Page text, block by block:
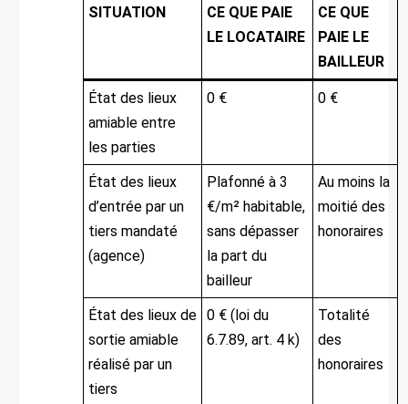
SITUATION
CE QUE PAIE
LE LOCATAIRE
CE QUE
PAIE LE
BAILLEUR
État des lieux
amiable entre
les parties
0 € 0 €
État des lieux
d’entrée par un
tiers mandaté
(agence)
Plafonné à 3
€/m² habitable,
sans dépasser
la part du
bailleur
Au moins la
moitié des
honoraires
État des lieux de
sortie amiable
réalisé par un
tiers
0 € (loi du
6.7.89, art. 4 k)
Totalité
des
honoraires